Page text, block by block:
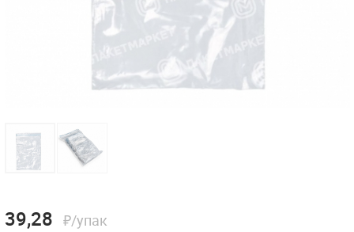
39,28 ₽/упак